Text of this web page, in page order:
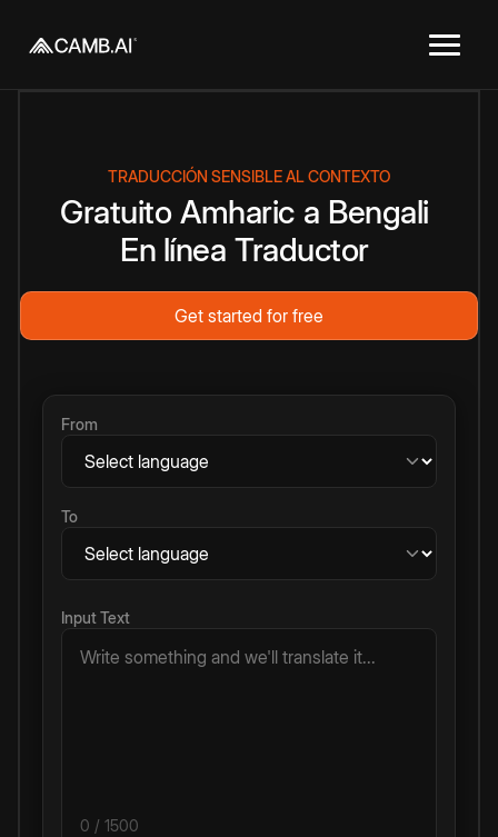
TRADUCCIÓN SENSIBLE AL CONTEXTO
Gratuito Amharic a Bengali
En línea Traductor
Get started for free
From
To
Input Text
0 / 1500